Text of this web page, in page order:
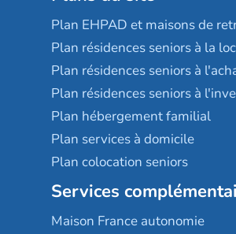
Plan EHPAD et maisons de
Plan résidences seniors à la
Plan résidences seniors à
Plan résidences seniors à
Plan hébergement familial
Plan services à domicile
Plan colocation seniors
Services
Maison France autonomie